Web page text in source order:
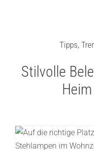
Tipps,
Stilvolle
Stehlampe